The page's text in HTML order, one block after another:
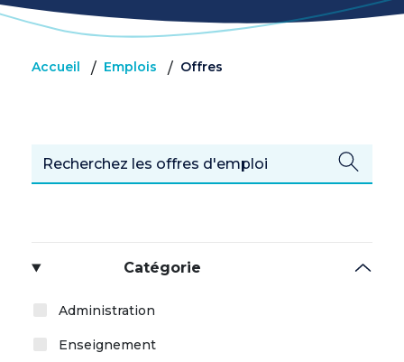
Accueil / Emplois / Offres
Catégorie
Administration
Enseignement